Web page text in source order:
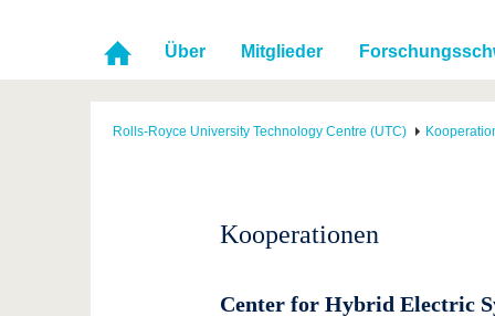
Karriere & Engagement Förderung Im
Über Mitglieder
Rolls-Royce University Technology Centre (UTC)
Kooperationen
Center for Hybrid Electric